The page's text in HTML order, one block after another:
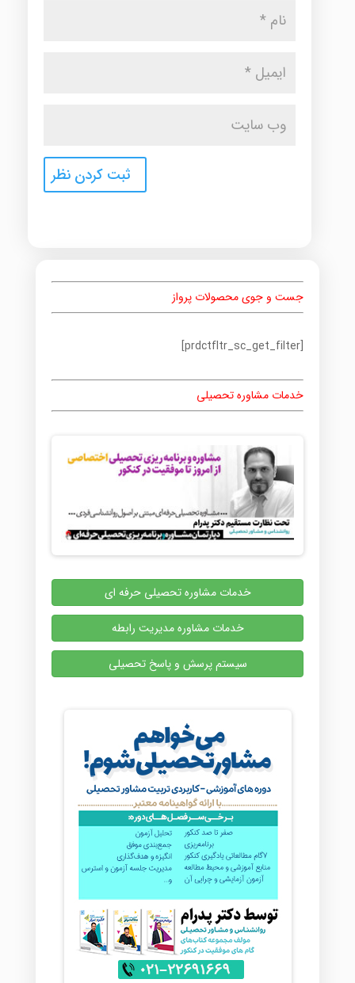
جست و جوی محصولات پرواز
[prdctfltr_sc_get_filter]
خدمات مشاوره تحصیلی
خدمات مشاوره تحصیلی حرفه ای
خدمات مشاوره مدیریت رابطه
سیستم پرسش و پاسخ تحصیلی